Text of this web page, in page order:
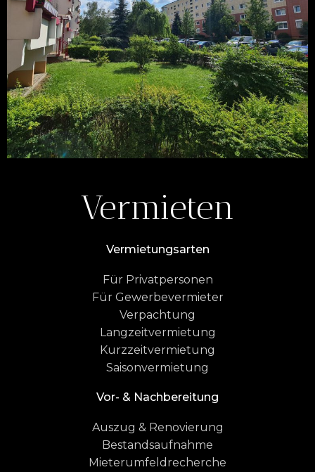
Vermieten
Vermietungsarten
Für Privatpersonen
Für Gewerbevermieter
Verpachtung
Langzeitvermietung
Kurzzeitvermietung
Saisonvermietung
Vor- & Nachbereitung
Auszug & Renovierung
Bestandsaufnahme
Mieterumfeldrecherche